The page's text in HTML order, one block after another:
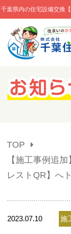
千葉県内の住宅設備交換
このページの本文へ
キャンペーン一覧
お問い合わせ
TOP
【施工事例追
レストQR】へ
2023.07.10 施